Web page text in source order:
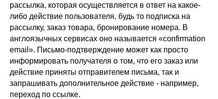
рассылка, которая осуществляется в ответ на какое-
либо действие пользователя, будь то подписка на
рассылку, заказ товара, бронирование номера. В
англоязычных сервисах оно называется «confirmation
email». Письмо-подтверждение может как просто
информировать получателя о том, что его заказ или
действие приняты отправителем письма, так и
запрашивать дополнительное действие - например,
переход по ссылке.